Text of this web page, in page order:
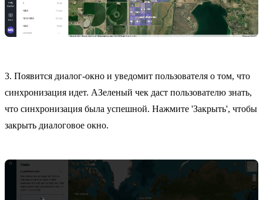
3. Появится диалог-окно и уведомит пользователя о том, что
синхронизация идет. АЗеленый чек даст пользователю знать,
что синхронизация была успешной. Нажмите 'Закрыть', чтобы
закрыть диалоговое окно.